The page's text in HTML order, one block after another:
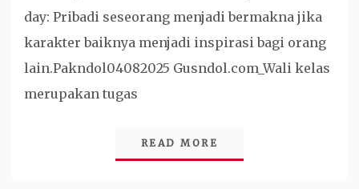
day: Pribadi seseorang menjadi bermakna jika
karakter baiknya menjadi inspirasi bagi orang
lain.Pakndol04082025 Gusndol.com_Wali kelas
merupakan tugas
READ MORE